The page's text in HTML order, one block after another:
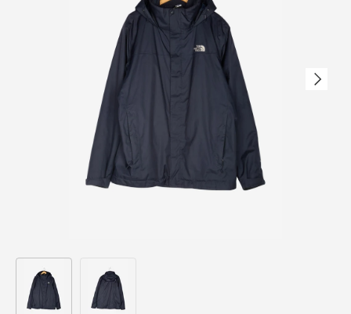
Nächste